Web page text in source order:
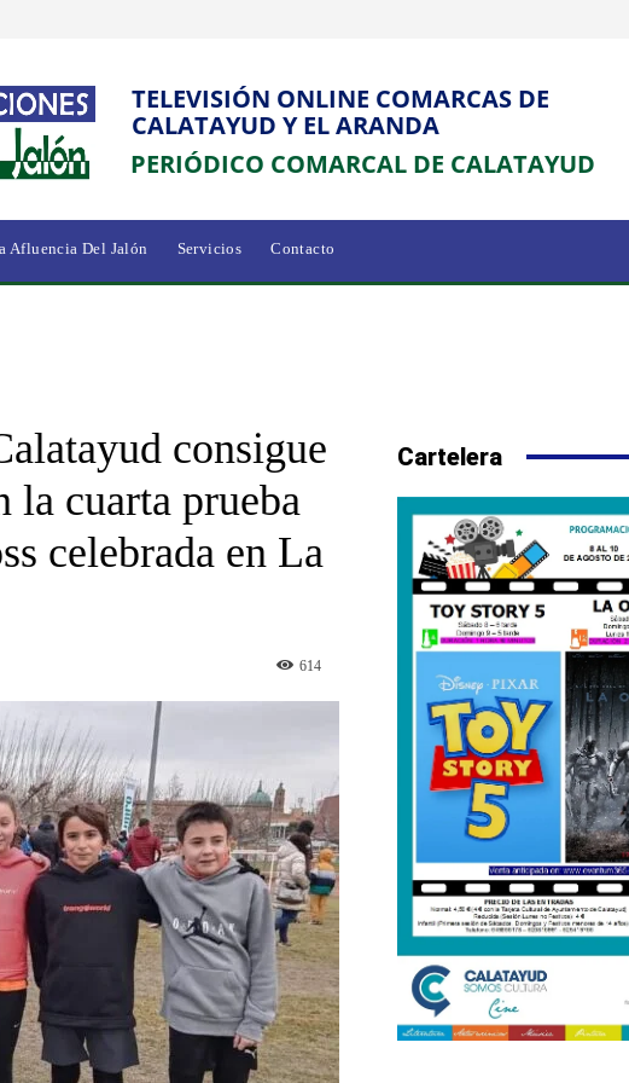
TELEVISIÓN ONLINE COMARCAS DE
CALATAYUD Y EL ARANDA
PERIÓDICO COMARCAL DE CALATAYUD
Afluencia Del Jalón Servicios Contacto
consigue
la cuarta prueba
celebrada en La
614
Cartelera